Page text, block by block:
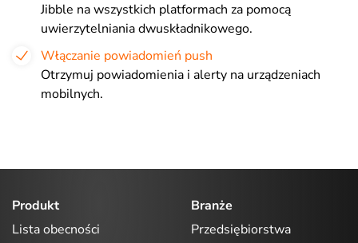
Jibble na wszystkich platformach za pomocą
uwierzytelniania dwuskładnikowego.
Włączanie powiadomień push
Otrzymuj powiadomienia i alerty na urządzeniach
mobilnych.
Produkt
Lista obecności
Branże
Przedsiębiorstwa